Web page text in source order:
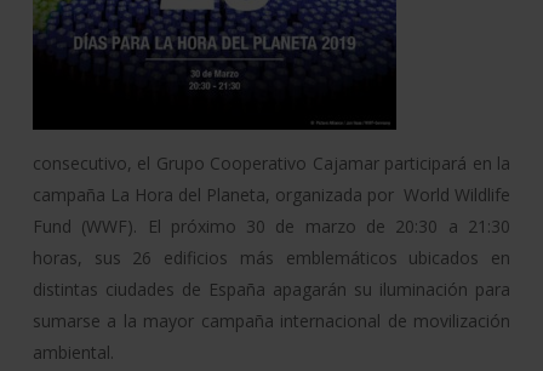
consecutivo, el Grupo Cooperativo Cajamar participará en la
campaña La Hora del Planeta, organizada por World Wildlife
Fund (WWF). El próximo 30 de marzo de 20:30 a 21:30
horas, sus 26 edificios más emblemáticos ubicados en
distintas ciudades de España apagarán su iluminación para
sumarse a la mayor campaña internacional de movilización
ambiental.